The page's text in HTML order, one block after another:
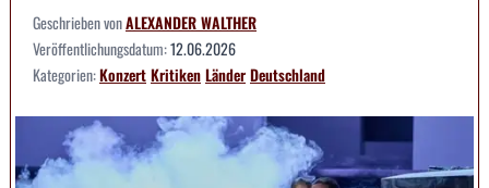
Geschrieben vonALEXANDER WALTHER
Veröffentlichungsdatum:12.06.2026
Kategorien:KonzertKritikenLänderDeutschland